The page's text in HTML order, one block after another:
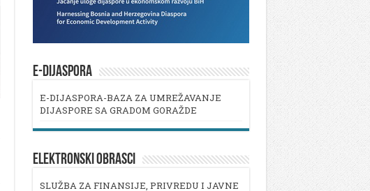
E-DIJASPORA
E-DIJASPORA-BAZA ZA UMREŽAVANJE
DIJASPORE SA GRADOM GORAŽDE
ELEKTRONSKI OBRASCI
SLUŽBA ZA FINANSIJE, PRIVREDU I JAVNE